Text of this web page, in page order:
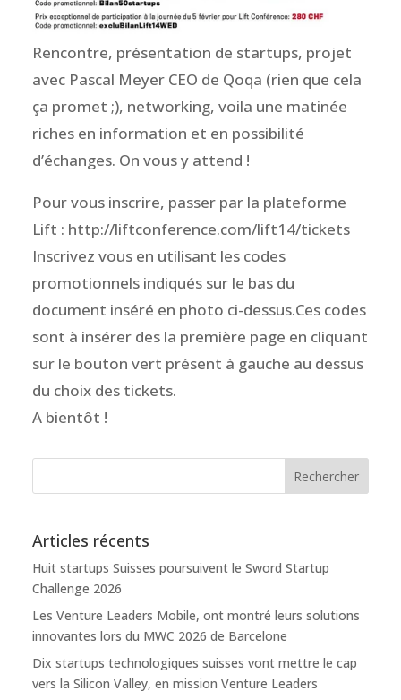
Rencontre, présentation de startups, projet
avec Pascal Meyer CEO de Qoqa (rien que cela
ça promet ;), networking, voila une matinée
riches en information et en possibilité
d’échanges. On vous y attend !
Pour vous inscrire, passer par la plateforme
Lift : http://liftconference.com/lift14/tickets
Inscrivez vous en utilisant les codes
promotionnels indiqués sur le bas du
document inséré en photo ci-dessus.Ces codes
sont à insérer des la première page en cliquant
sur le bouton vert présent à gauche au dessus
du choix des tickets.
A bientôt !
Articles récents
Huit startups Suisses poursuivent le Sword Startup
Challenge 2026
Les Venture Leaders Mobile, ont montré leurs solutions
innovantes lors du MWC 2026 de Barcelone
Dix startups technologiques suisses vont mettre le cap
vers la Silicon Valley, en mission Venture Leaders